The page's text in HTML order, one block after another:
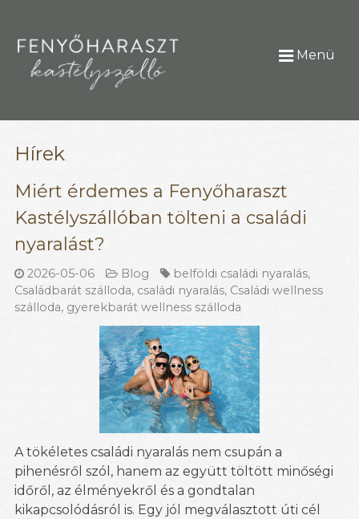
Menü
Hírek
Miért érdemes a Fenyőharaszt
Kastélyszállóban tölteni a családi
nyaralást?
2026-05-06 Blog belföldi családi nyaralás,
Családbarát szálloda, családi nyaralás, Családi wellness
szálloda, gyerekbarát wellness szálloda
A tökéletes családi nyaralás nem csupán a
pihenésről szól, hanem az együtt töltött minőségi
időről, az élményekről és a gondtalan
kikapcsolódásról is. Egy jól megválasztott úti cél